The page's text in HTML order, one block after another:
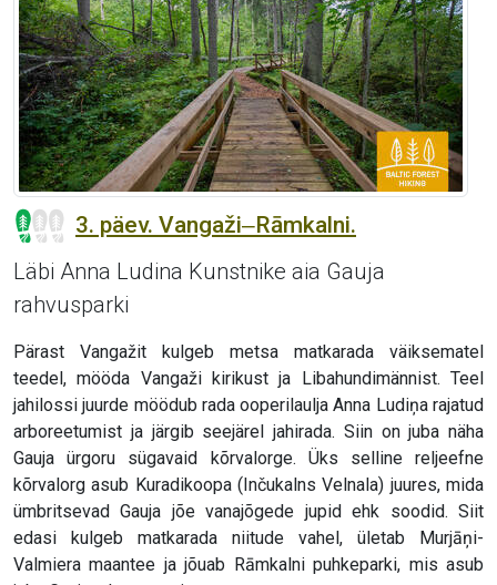
3. päev. Vangaži‒Rāmkalni.
Läbi Anna Ludina Kunstnike aia Gauja
rahvusparki
Pärast Vangažit kulgeb metsa matkarada väiksematel
teedel, mööda Vangaži kirikust ja Libahundimännist. Teel
jahilossi juurde möödub rada ooperilaulja Anna Ludiņa rajatud
arboreetumist ja järgib seejärel jahirada. Siin on juba näha
Gauja ürgoru sügavaid kõrvalorge. Üks selline reljeefne
kõrvalorg asub Kuradikoopa (Inčukalns Velnala) juures, mida
ümbritsevad Gauja jõe vanajõgede jupid ehk soodid. Siit
edasi kulgeb matkarada niitude vahel, ületab Murjāņi-
Valmiera maantee ja jõuab Rāmkalni puhkeparki, mis asub